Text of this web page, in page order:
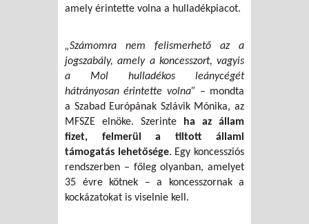
amely érintette volna a hulladékpiacot.
„Számomra nem felismerhető az a
jogszabály, amely a koncesszort, vagyis
a Mol hulladékos leánycégét
hátrányosan érintette volna” – mondta
a Szabad Európának Szlávik Mónika, az
MFSZE elnöke. Szerinte
ha az állam
fizet, felmerül a tiltott állami
támogatás lehetősége. Egy koncessziós
rendszerben – főleg olyanban, amelyet
35 évre kötnek – a koncesszornak a
kockázatokat is viselnie kell.